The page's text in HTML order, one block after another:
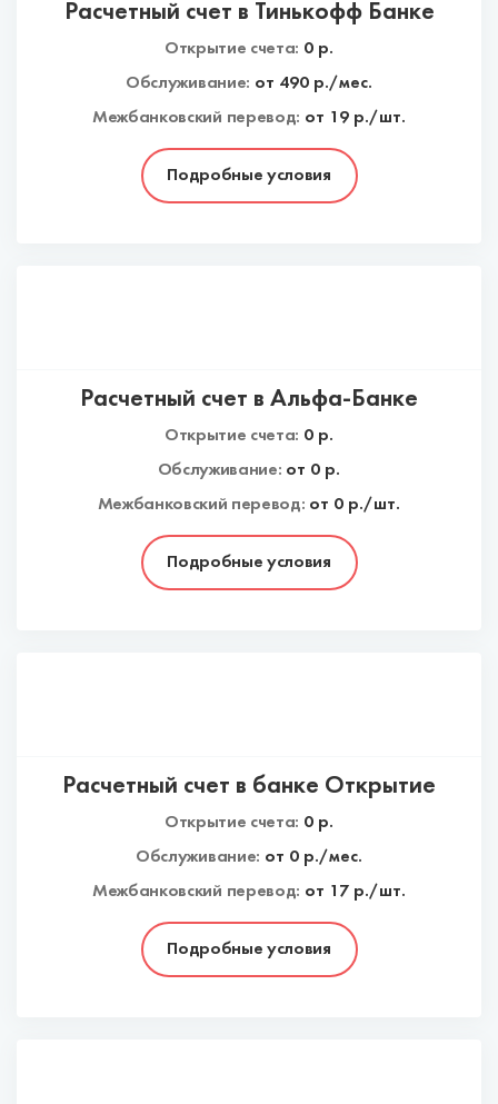
Подробные условия
Расчетный счет в Тинькофф Банке
Открытие счета: 0 р.
Обслуживание: от 490р./мес.
Межбанковский перевод: от 19 р./шт.
Подробные условия
Расчетный счет в Альфа-Банке
Открытие счета: 0 р.
Обслуживание: от 0 р.
Межбанковский перевод: от 0 р./шт.
Подробные условия
Расчетный счет в банке Открытие
Открытие счета: 0 р.
Обслуживание: от 0р./мес.
Межбанковский перевод: от 17 р./шт.